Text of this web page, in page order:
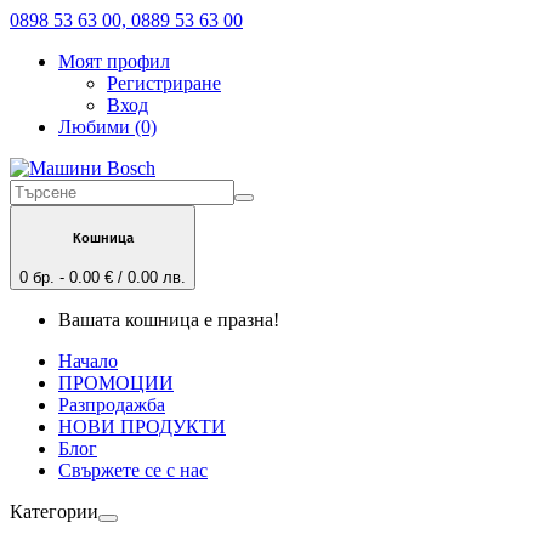
0898 53 63 00, 0889 53 63 00
Моят профил
Регистриране
Вход
Любими (0)
Кошница
0 бр. - 0.00 € / 0.00 лв.
Вашата кошница е празна!
Начало
ПРОМОЦИИ
Разпродажба
НОВИ ПРОДУКТИ
Блог
Свържете се с нас
Категории